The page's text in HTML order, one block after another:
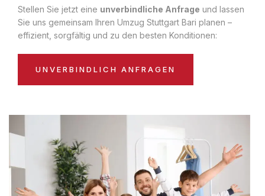
Stellen Sie jetzt eine unverbindliche Anfrage und lassen
Sie uns gemeinsam Ihren Umzug Stuttgart Bari planen –
effizient, sorgfältig und zu den besten Konditionen:
UNVERBINDLICH ANFRAGEN